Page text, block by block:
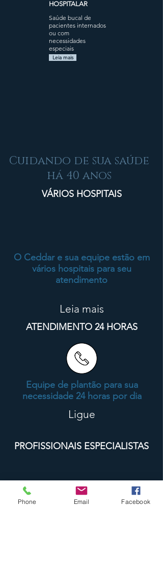
HOSPITALAR
Saúde bucal de
pacientes internados
ou com
necessidades
especiais
Leia mais
Cuidando de sua saúde
há 40 anos
VÁRIOS HOSPITAIS
O Ceddar e sua equipe estão em
vários hospitais para seu
atendimento
Leia mais
ATENDIMENTO 24 HORAS
Equipe de plantão para sua
necessidade 24 horas por dia
Ligue
PROFISSIONAIS ESPECIALISTAS
Phone Email Facebook